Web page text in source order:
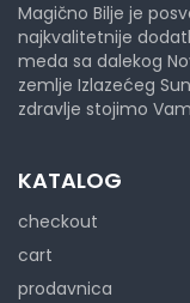
Magično Bilje je
najkvalitetnije
meda sa dalekog
zemlje Izlazećeg
zdravlje stojimo
KATALOG
checkout
cart
prodavnica